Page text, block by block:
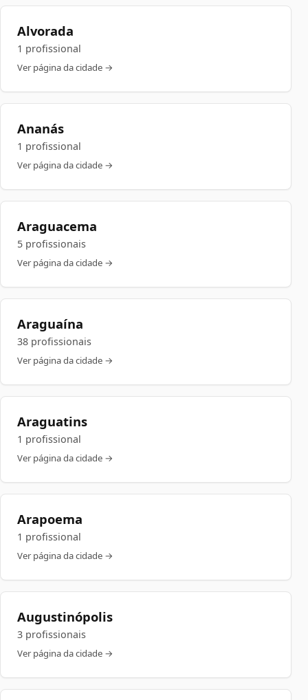
Alvorada
1 profissional
Ver página da cidade →
Ananás
1 profissional
Ver página da cidade →
Araguacema
5 profissionais
Ver página da cidade →
Araguaína
38 profissionais
Ver página da cidade →
Araguatins
1 profissional
Ver página da cidade →
Arapoema
1 profissional
Ver página da cidade →
Augustinópolis
3 profissionais
Ver página da cidade →